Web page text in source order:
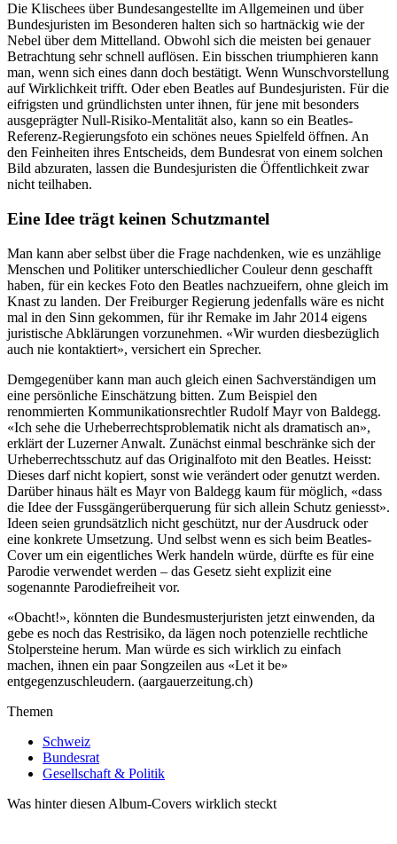
Die Klischees über Bundesangestellte im Allgemeinen und über
Bundesjuristen im Besonderen halten sich so hartnäckig wie der
Nebel über dem Mittelland. Obwohl sich die meisten bei genauer
Betrachtung sehr schnell auflösen. Ein bisschen triumphieren kann
man, wenn sich eines dann doch bestätigt. Wenn Wunschvorstellung
auf Wirklichkeit trifft. Oder eben Beatles auf Bundesjuristen. Für die
eifrigsten und gründlichsten unter ihnen, für jene mit besonders
ausgeprägter Null-Risiko-Mentalität also, kann so ein Beatles-
Referenz-Regierungsfoto ein schönes neues Spielfeld öffnen. An
den Feinheiten ihres Entscheids, dem Bundesrat von einem solchen
Bild abzuraten, lassen die Bundesjuristen die Öffentlichkeit zwar
nicht teilhaben.
Eine Idee trägt keinen Schutzmantel
Man kann aber selbst über die Frage nachdenken, wie es unzählige
Menschen und Politiker unterschiedlicher Couleur denn geschafft
haben, für ein keckes Foto den Beatles nachzueifern, ohne gleich im
Knast zu landen. Der Freiburger Regierung jedenfalls wäre es nicht
mal in den Sinn gekommen, für ihr Remake im Jahr 2014 eigens
juristische Abklärungen vorzunehmen. «Wir wurden diesbezüglich
auch nie kontaktiert», versichert ein Sprecher.
Demgegenüber kann man auch gleich einen Sachverständigen um
eine persönliche Einschätzung bitten. Zum Beispiel den
renommierten Kommunikationsrechtler Rudolf Mayr von Baldegg.
«Ich sehe die Urheberrechtsproblematik nicht als dramatisch an»,
erklärt der Luzerner Anwalt. Zunächst einmal beschränke sich der
Urheberrechtsschutz auf das Originalfoto mit den Beatles. Heisst:
Dieses darf nicht kopiert, sonst wie verändert oder genutzt werden.
Darüber hinaus hält es Mayr von Baldegg kaum für möglich, «dass
die Idee der Fussgängerüberquerung für sich allein Schutz geniesst».
Ideen seien grundsätzlich nicht geschützt, nur der Ausdruck oder
eine konkrete Umsetzung. Und selbst wenn es sich beim Beatles-
Cover um ein eigentliches Werk handeln würde, dürfte es für eine
Parodie verwendet werden – das Gesetz sieht explizit eine
sogenannte Parodiefreiheit vor.
«Obacht!», könnten die Bundesmusterjuristen jetzt einwenden, da
gebe es noch das Restrisiko, da lägen noch potenzielle rechtliche
Stolpersteine herum. Man würde es sich wirklich zu einfach
machen, ihnen ein paar Songzeilen aus «Let it be»
entgegenzuschleudern. (aargauerzeitung.ch)
Themen
Schweiz
Bundesrat
Gesellschaft & Politik
Was hinter diesen Album-Covers wirklich steckt